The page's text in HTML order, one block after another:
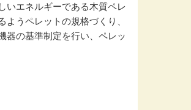
いエネルギーである木質ペレ
うペレットの規格づくり、
器の基準制定を行い、ペレッ